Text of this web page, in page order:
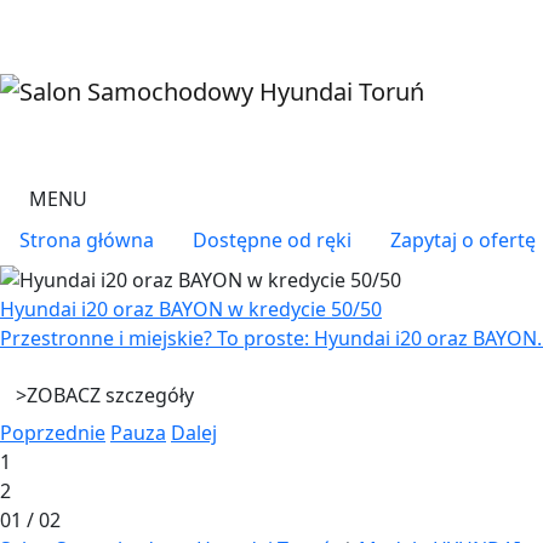
MENU
Menu right
Strona główna Dostępne od ręki Zapytaj o ofertę
Hyundai i20 oraz BAYON w kredycie 50/50
Przestronne i miejskie? To proste: Hyundai i20 oraz
>ZOBACZ szczegóły
Poprzednie Pauza Dalej
1
2
01 /02